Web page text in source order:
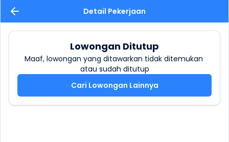
Detail Pekerjaan
Lowongan Ditutup
Maaf, lowongan yang ditawarkan tidak ditemukan
atau sudah ditutup
Cari Lowongan Lainnya